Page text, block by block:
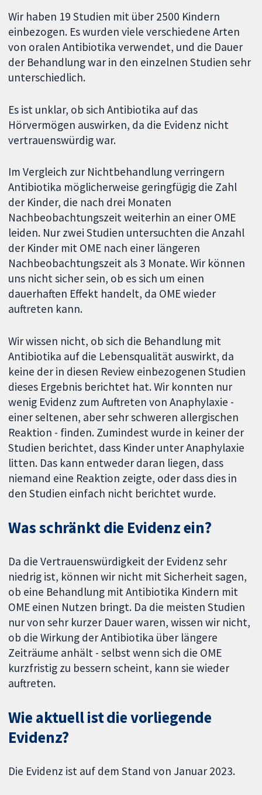
Wir haben 19 Studien mit über 2500 Kindern
einbezogen. Es wurden viele verschiedene Arten
von oralen Antibiotika verwendet, und die Dauer
der Behandlung war in den einzelnen Studien sehr
unterschiedlich.
Es ist unklar, ob sich Antibiotika auf das
Hörvermögen auswirken, da die Evidenz nicht
vertrauenswürdig war.
Im Vergleich zur Nichtbehandlung verringern
Antibiotika möglicherweise geringfügig die Zahl
der Kinder, die nach drei Monaten
Nachbeobachtungszeit weiterhin an einer OME
leiden. Nur zwei Studien untersuchten die Anzahl
der Kinder mit OME nach einer längeren
Nachbeobachtungszeit als 3 Monate. Wir können
uns nicht sicher sein, ob es sich um einen
dauerhaften Effekt handelt, da OME wieder
auftreten kann.
Wir wissen nicht, ob sich die Behandlung mit
Antibiotika auf die Lebensqualität auswirkt, da
keine der in diesen Review einbezogenen Studien
dieses Ergebnis berichtet hat. Wir konnten nur
wenig Evidenz zum Auftreten von Anaphylaxie -
einer seltenen, aber sehr schweren allergischen
Reaktion - finden. Zumindest wurde in keiner der
Studien berichtet, dass Kinder unter Anaphylaxie
litten. Das kann entweder daran liegen, dass
niemand eine Reaktion zeigte, oder dass dies in
den Studien einfach nicht berichtet wurde.
Was schränkt die Evidenz ein?
Da die Vertrauenswürdigkeit der Evidenz sehr
niedrig ist, können wir nicht mit Sicherheit sagen,
ob eine Behandlung mit Antibiotika Kindern mit
OME einen Nutzen bringt. Da die meisten Studien
nur von sehr kurzer Dauer waren, wissen wir nicht,
ob die Wirkung der Antibiotika über längere
Zeiträume anhält - selbst wenn sich die OME
kurzfristig zu bessern scheint, kann sie wieder
auftreten.
Wie aktuell ist die vorliegende
Evidenz?
Die Evidenz ist auf dem Stand von Januar 2023.